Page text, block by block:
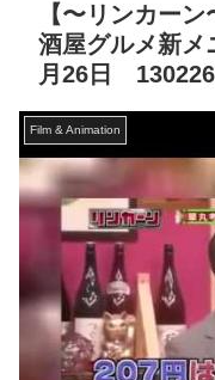
【〜リンカー
酒屋グルメ新メ
月26日 130226
Film & Animation